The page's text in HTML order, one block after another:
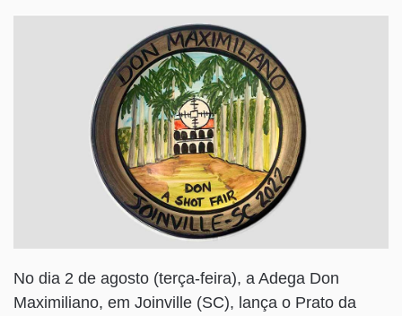
No dia 2 de agosto (terça-feira), a Adega Don
Maximiliano, em Joinville (SC), lança o Prato da